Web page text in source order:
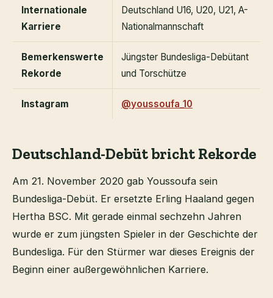
Internationale
Karriere
Deutschland U16, U20, U21, A-
Nationalmannschaft
Bemerkenswerte
Rekorde
Jüngster Bundesliga-Debütant
und Torschütze
Instagram @youssoufa_10
Deutschland-Debüt bricht Rekorde
Am 21. November 2020 gab Youssoufa sein
Bundesliga-Debüt. Er ersetzte Erling Haaland gegen
Hertha BSC. Mit gerade einmal sechzehn Jahren
wurde er zum jüngsten Spieler in der Geschichte der
Bundesliga. Für den Stürmer war dieses Ereignis der
Beginn einer außergewöhnlichen Karriere.